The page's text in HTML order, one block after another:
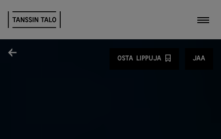
OSTA LIPPUJA JAA